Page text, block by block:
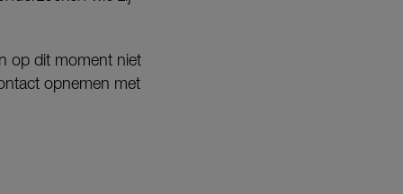
op dit moment niet
opnemen met